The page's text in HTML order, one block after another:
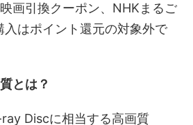
画引換クーポン、NHKまるご
入はポイント還元の対象外で
とは？
Discに相当する高画質